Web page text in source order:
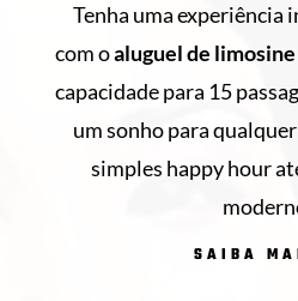
Tenha uma experiência
com oaluguel de
capacidade para 15
um sonho para
simples happy hour
SAIBA